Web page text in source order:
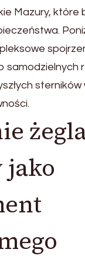
Mazury, które
samodzielnych
sterników
jako